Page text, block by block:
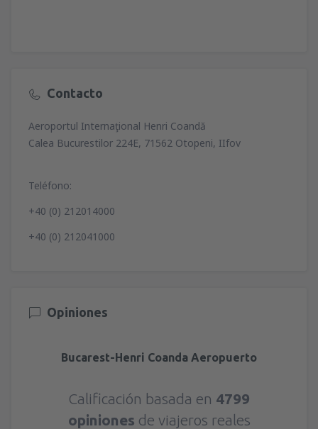
Contacto
Aeroportul Internaţional Henri Coandă
Calea Bucurestilor 224E, 71562 Otopeni, IIfov
Teléfono:
+40 (0) 212014000
+40 (0) 212041000
Opiniones
Bucarest-Henri Coanda Aeropuerto
Calificación basada en 4799
opiniones de viajeros reales